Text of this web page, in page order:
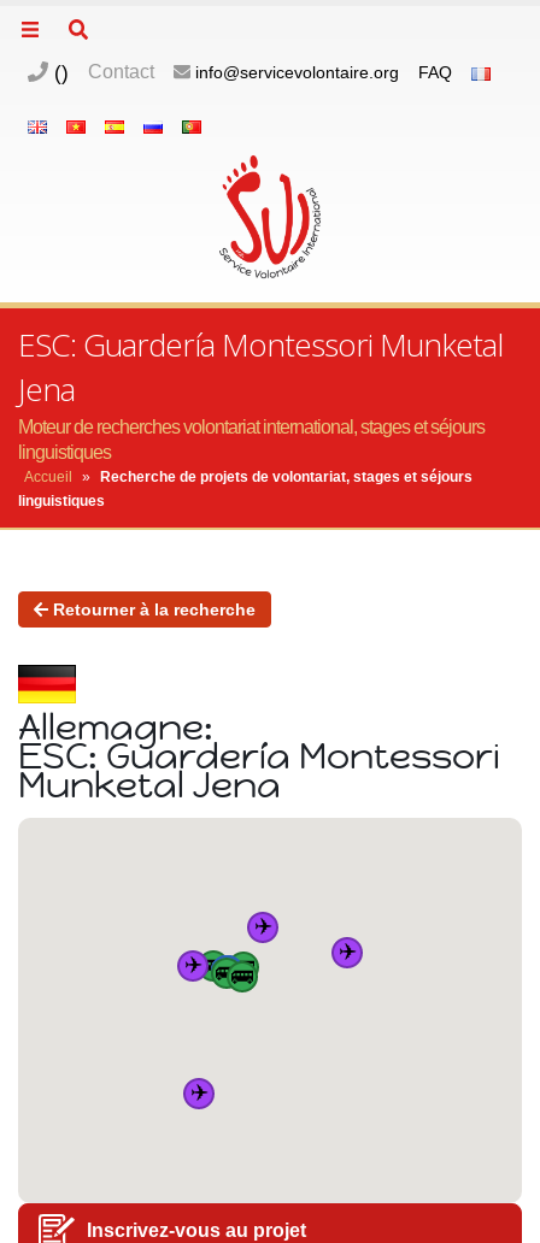
() Contact info@servicevolontaire.org FAQ
ESC: Guardería Montessori Munketal
Jena
Moteur de recherches volontariat international, stages et séjours
linguistiques
Accueil »
Recherche de projets de volontariat, stages et séjours
linguistiques
Retourner à la recherche
Allemagne:
ESC: Guardería Montessori
Munketal Jena
🏠🚌
🚌
🚌 🚌
🚆
🚆
🚆
🚆
✈️
✈️
✈️
✈️
Inscrivez-vous au projet